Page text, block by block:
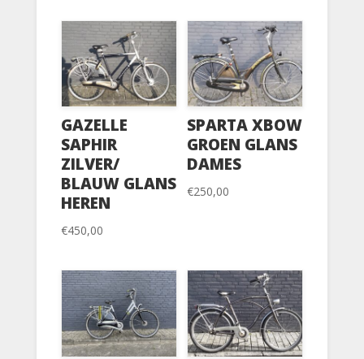
GAZELLE
SAPHIR
ZILVER/
BLAUW GLANS
HEREN
€450,00
SPARTA XBOW
GROEN GLANS
DAMES
€250,00